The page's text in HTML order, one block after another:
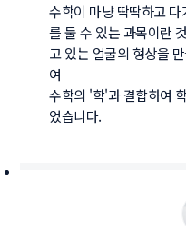
수학이 마냥 딱딱하고
를 둘 수 있는 과목이란
고 있는 얼굴의 형상을
여
수학의 '학'과 결합하여
었습니다.